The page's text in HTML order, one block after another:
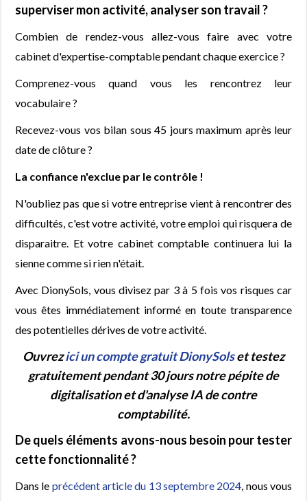
superviser mon activité, analyser son travail ?
Combien de rendez-vous allez-vous faire avec votre
cabinet d'expertise-comptable pendant chaque exercice ?
Comprenez-vous quand vous les rencontrez leur
vocabulaire ?
Recevez-vous vos bilan sous 45 jours maximum après leur
date de clôture ?
La confiance n'exclue par le contrôle !
N'oubliez pas que si votre entreprise vient à rencontrer des
difficultés, c'est votre activité, votre emploi qui risquera de
disparaitre. Et votre cabinet comptable continuera lui la
sienne comme si rien n'était.
Avec DionySols, vous divisez par 3 à 5 fois vos risques car
vous êtes immédiatement informé en toute transparence
des potentielles dérives de votre activité.
Ouvrezici un compte gratuit DionySolset testez
gratuitement pendant 30 jours notre pépite de
digitalisation et d'analyse IA de contre
comptabilité.
De quels éléments avons-nous besoin pour tester
cette fonctionnalité ?
Dans le précédent article du 13 septembre 2024, nous vous